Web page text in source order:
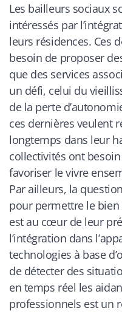
Les bailleurs sociaux
intéressés par
leurs résidences. Ces
besoin de proposer
que des services
un défi, celui du
de la perte
ces dernières veulent
longtemps dans leur
collectivités ont
favoriser le vivre
Par ailleurs, la
pour permettre le
est au cœur de leur
l’intégration dans
technologies à base
de détecter des
en temps réel les
professionnels est un